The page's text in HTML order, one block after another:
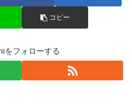
コピー
をフォローする